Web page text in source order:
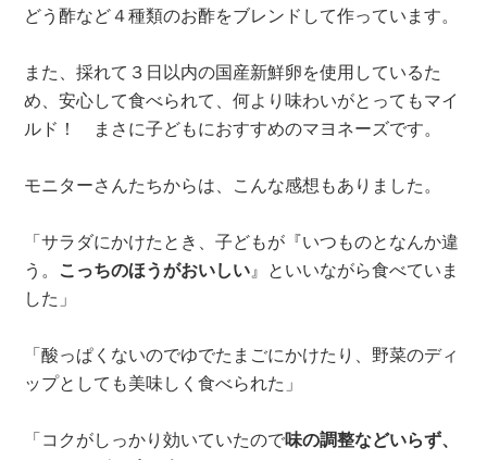
どう酢など４種類のお酢をブレンドして作っています。
また、採れて３日以内の国産新鮮卵を使用しているた
め、安心して食べられて、何より味わいがとってもマイ
ルド！ まさに子どもにおすすめのマヨネーズです。
モニターさんたちからは、こんな感想もありました。
「サラダにかけたとき、子どもが『いつものとなんか違
う。 こっちのほうがおいしい』といいながら食べていま
した」
「酸っぱくないのでゆでたまごにかけたり、野菜のディ
ップとしても美味しく食べられた」
「コクがしっかり効いていたので味の調整などいらず、